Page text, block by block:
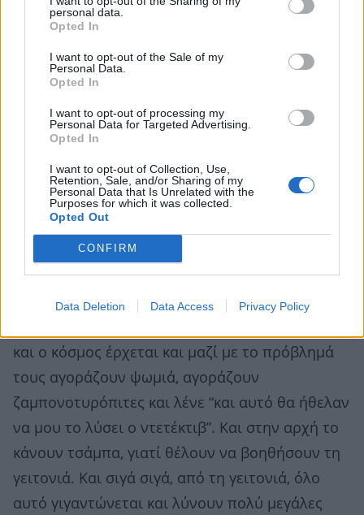
personal data.
Opted In
I want to opt-out of the Sale of my
Personal Data.
Opted In
I want to opt-out of processing my
Personal Data for Targeted Advertising.
Opted In
I want to opt-out of Collection, Use,
Retention, Sale, and/or Sharing of my
Personal Data that Is Unrelated with the
Purposes for which it was collected.
Opted Out
CONFIRM
Data Deletion Data Access Privacy Policy
Πες μου για τα “Τζιμάνια” τη σειρά που έχεις
γράψει ο ίδιος. Μαθαίνω ότι ο πιλότος
αρέσει. Πώς το εμπνεύστηκες;
Εγώ πάρα πολλές φορές εμπνέομαι από το
τηλεοπτική κινηματογραφική κουλτούρα και το
χιούμορ. Ουσιαστικά, έχω γράψει ένα ελληνικό
Sherlock, κωμικό Sherlock και Watson, με εμένα
και τον Μάκη Παπαδημητρίου. Ένας πρώην
αστυνομικός και ένας αστυνομικός ρεπόρτερ
που γίνεται ντετέκτιβ! Λύνουν αρχικά αστείες
και ο κόσμος έρχεται και μαζί με το πρόβλημά
τους αγοράζουν ψωμιά, αγοράζουν
ζαμπονοτυρόπιτες και λένε “και αυτό θα ήθελαν
να μου το λύσει ο ντετέκτιβ”. Και στην αρχή το
κάνουν τσάμπα, γιατί θέλουν να βοηθήσουν τη
γειτονιά. Και σιγά σιγά, από τη γειτονιά, όλο
αυτό γιγαντώνεται και λύνουν πολύ μεγάλες